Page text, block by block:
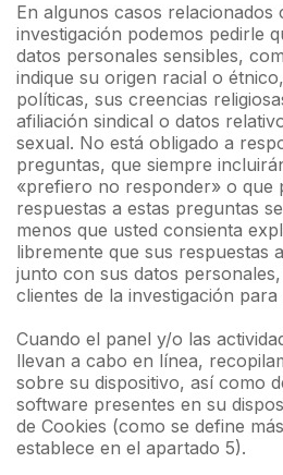
En algunos casos relacionados
investigación podemos pedirle
datos personales sensibles,
indique su origen racial o
políticas, sus creencias
afiliación sindical o datos
sexual. No está obligado a
preguntas, que siempre
«prefiero no responder» o que
respuestas a estas preguntas
menos que usted consienta
libremente que sus respuestas
junto con sus datos
clientes de la investigación
Cuando el panel y/o las
llevan a cabo en línea,
sobre su dispositivo, así como
software presentes en su
de Cookies (como se define
establece en el apartado 5).